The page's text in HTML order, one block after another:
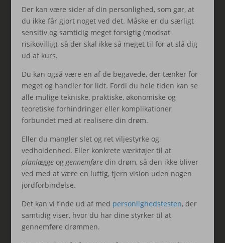
Der kan være sider af din personlighed, som gør, at
du ikke får gjort noget ved det. Måske er du særligt
sensitiv og samtidig meget forsigtig (modsat
risikovillig), så der skal ikke så meget til for at slå dig
ud af kurs.
Du kan også være en af de begavede, der tænker for
meget og handler for lidt. Fordi du hele tiden kan se
alle mulige tekniske, praktiske, økonomiske og
teoretiske forhindringer eller komplikationer
forbundet med at realisere din drøm.
Eller du mangler slet og ret viljestyrke og
vedholdenhed. Eller konkrete værktøjer til at
planlæggeoggennemføredin drøm, så den ikke bliver
ved med at være en luftig, fjern vision uden nogen
jordforbindelse.
Det kan vi finde ud af med personlighedstesten, der
samtidig viser, hvor du har dine styrker til at
gennemføre drømmen.